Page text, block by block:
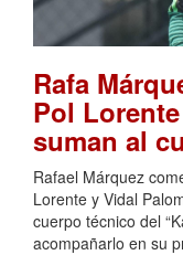
Rafa
Pol
suman al
Rafael Márquez
Lorente y Vidal
cuerpo técnico del
acompañarlo en su